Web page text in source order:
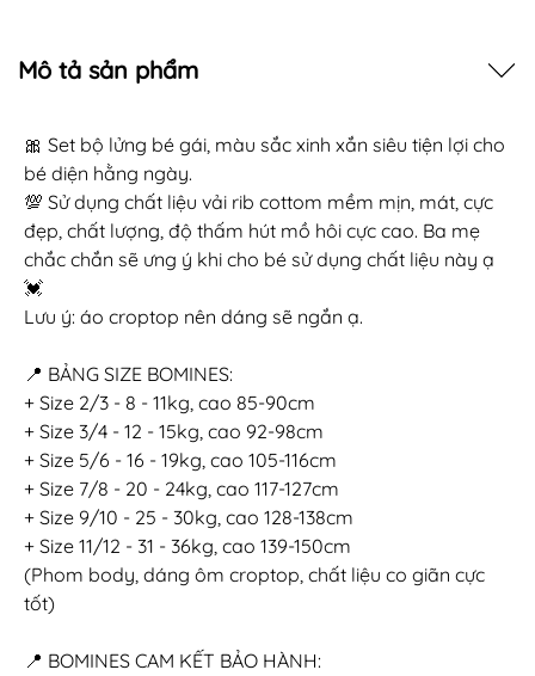
Mô tả sản phẩm
🎀 Set bộ lửng bé gái, màu sắc xinh xắn siêu tiện lợi cho
bé diện hằng ngày.
💯 Sử dụng chất liệu vải rib cottom mềm mịn, mát, cực
đẹp, chất lượng, độ thấm hút mồ hôi cực cao. Ba mẹ
chắc chắn sẽ ưng ý khi cho bé sử dụng chất liệu này ạ
💓
Lưu ý: áo croptop nên dáng sẽ ngắn ạ.
📍 BẢNG SIZE BOMINES:
+ Size 2/3 - 8 - 11kg, cao 85-90cm
+ Size 3/4 - 12 - 15kg, cao 92-98cm
+ Size 5/6 - 16 - 19kg, cao 105-116cm
+ Size 7/8 - 20 - 24kg, cao 117-127cm
+ Size 9/10 - 25 - 30kg, cao 128-138cm
+ Size 11/12 - 31 - 36kg, cao 139-150cm
(Phom body, dáng ôm croptop, chất liệu co giãn cực
tốt)
📍 BOMINES CAM KẾT BẢO HÀNH: